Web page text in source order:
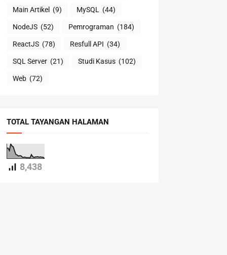
Main Artikel (9) MySQL (44)
NodeJS (52) Pemrograman (184)
ReactJS (78) Resfull API (34)
SQL Server (21) Studi Kasus (102)
Web (72)
TOTAL TAYANGAN HALAMAN
8,438